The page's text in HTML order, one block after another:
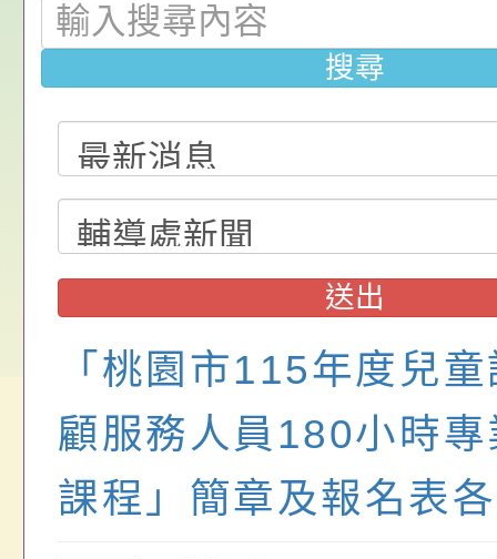
名參加，請查照
電影營」、「祖孫樂
「愛『原原』不絕-
樂會」、「邁向下一
列講座及成長團體」
員會函釋公務員留職
赴陸應申請許可一案
中興國民小學115學
期第1次第7-9招代課
甄選公告
本校「115學年度國
校課程計畫」核定一
轉知教育部國民及學
辦理「115年度教育
前教育署辦理性別平
置課程與教學人才庫
畫」一案， 請教師
請，請查照。
公告:桃園市政府腸
施問答集
轉知:桃園市交通局
減碳存摺2.0」全民
桃園市政府家庭教育
年度祖孫樂淘桃－祖
祝活動」海報電子檔
位協助鼓勵所屬同仁
關（構）、學校、民
轉知有關銓敘部建置
員退休所得重審後實
算器」，公立學校退
亦可利用
搜尋
送出
「桃園市115年度兒
顧服務人員180小時
課程」簡章及報名表